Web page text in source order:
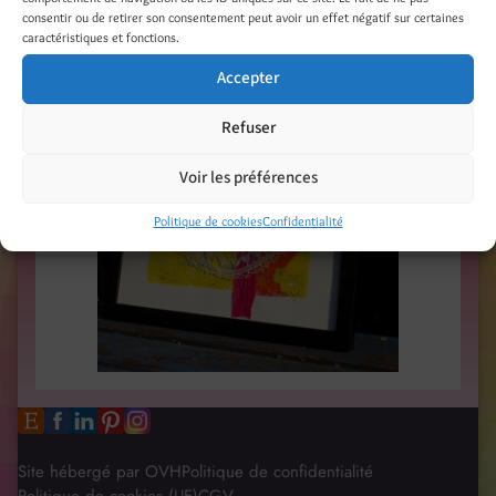
consentir ou de retirer son consentement peut avoir un effet négatif sur certaines
caractéristiques et fonctions.
Accepter
Refuser
Voir les préférences
Politique de cookiesConfidentialité
Site hébergé par OVHPolitique de confidentialité